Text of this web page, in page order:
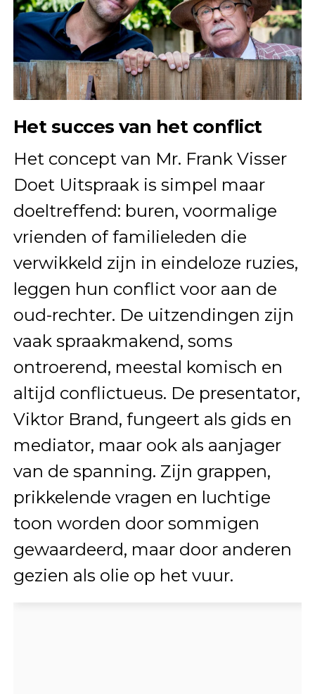
Het succes van het conflict
Het concept van Mr. Frank Visser
Doet Uitspraak is simpel maar
doeltreffend: buren, voormalige
vrienden of familieleden die
verwikkeld zijn in eindeloze ruzies,
leggen hun conflict voor aan de
oud-rechter. De uitzendingen zijn
vaak spraakmakend, soms
ontroerend, meestal komisch en
altijd conflictueus. De presentator,
Viktor Brand, fungeert als gids en
mediator, maar ook als aanjager
van de spanning. Zijn grappen,
prikkelende vragen en luchtige
toon worden door sommigen
gewaardeerd, maar door anderen
gezien als olie op het vuur.